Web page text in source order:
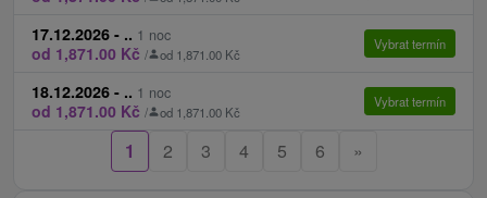
17.12.2026 - .. 1 noc
od 1,871.00 Kč / od 1,871.00 Kč
Vybrat termín
18.12.2026 - .. 1 noc
od 1,871.00 Kč / od 1,871.00 Kč
Vybrat termín
1 2 3 4 5 6 »